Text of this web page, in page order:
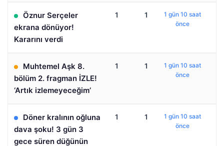
Öznur Serçeler
ekrana dönüyor!
Kararını verdi
1 1
1 gün 10 saat
önce
Muhtemel Aşk 8.
bölüm 2. fragman İZLE!
‘Artık izlemeyeceğim’
1 1
1 gün 10 saat
önce
Döner kralının oğluna
dava şoku! 3 gün 3
gece süren düğünün
1 1
1 gün 10 saat
önce